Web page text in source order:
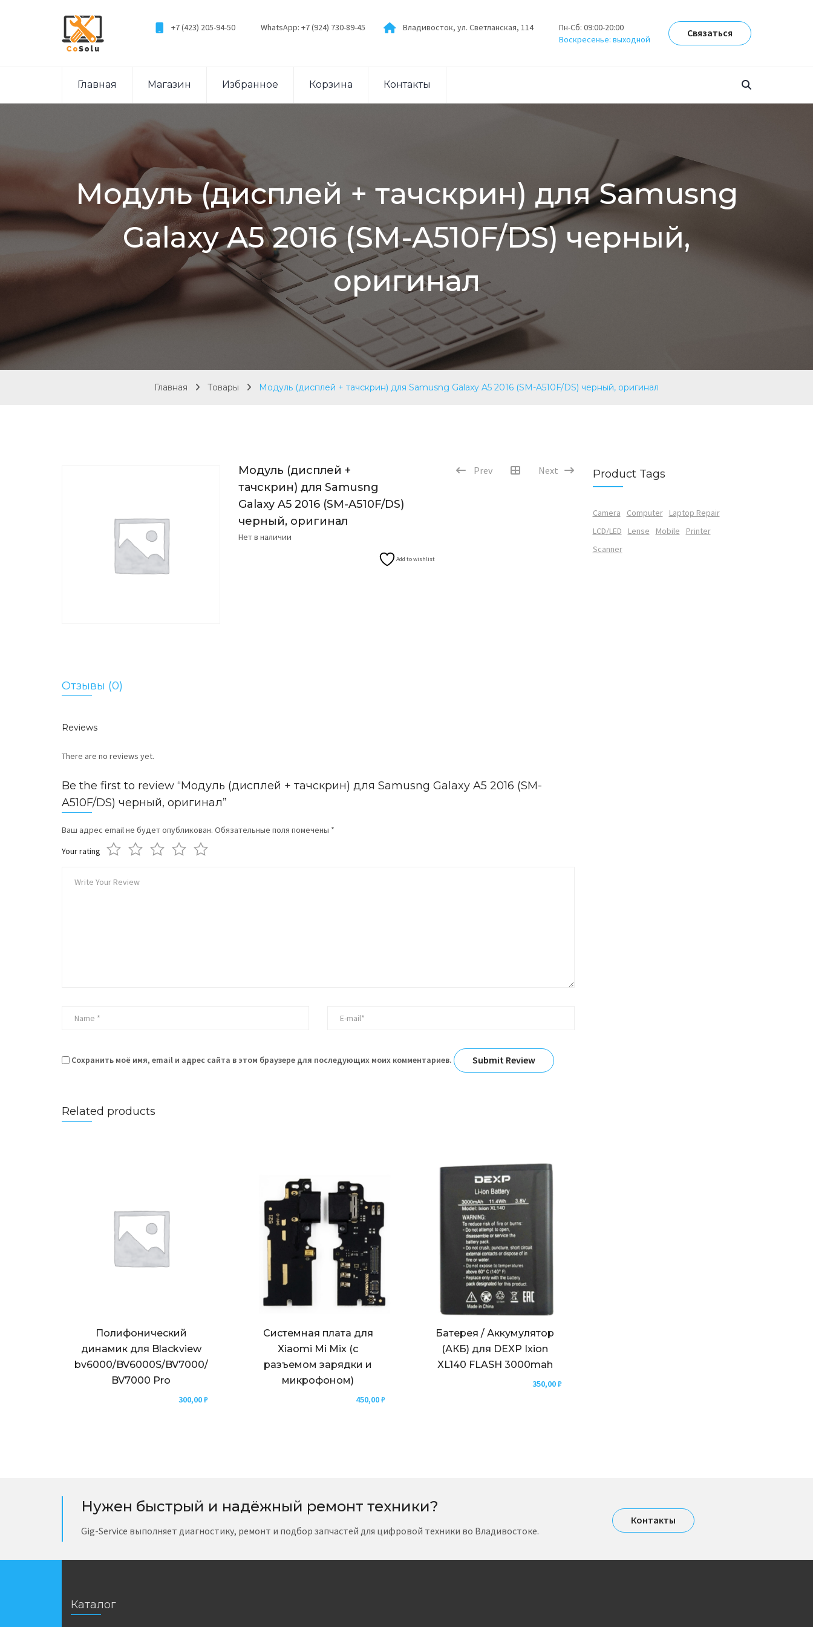
+7 (423) 205-94-50 WhatsApp: +7 (924) 730-89-45 Владивосток, ул. Светланская, 114
Пн-Сб: 09:00-20:00
Воскресенье: выходной
Связаться
Главная Магазин Избранное Корзина Контакты
Модуль (дисплей + тачскрин) для Samusng
Galaxy A5 2016 (SM-A510F/DS) черный,
оригинал
Главная Товары Модуль (дисплей + тачскрин) для Samusng Galaxy A5 2016 (SM-A510F/DS) черный, оригинал
Prev Next
Модуль (дисплей +
тачскрин) для Samusng
Galaxy A5 2016 (SM-A510F/DS)
черный, оригинал
Нет в наличии
Add to wishlist
Отзывы (0)
Reviews
There are no reviews yet.
Be the first to review “Модуль (дисплей + тачскрин) для Samusng Galaxy A5 2016 (SM-
A510F/DS) черный, оригинал”
Ваш адрес email не будет опубликован. Обязательные поля помечены *
Your rating
Сохранить моё имя, email и адрес сайта в этом браузере для последующих моих комментариев.
Related products
Полифонический
динамик для Blackview
bv6000/BV6000S/BV7000/
BV7000 Pro
300,00₽
Системная плата для
Xiaomi Mi Mix (с
разъемом зарядки и
микрофоном)
450,00₽
Батерея / Аккумулятор
(АКБ) для DEXP Ixion
XL140 FLASH 3000mah
350,00₽
Product Tags
Camera Computer
Laptop Repair
LCD/LED
Lense Mobile
Printer
Scanner
Нужен быстрый и надёжный ремонт техники?
Gig-Service выполняет диагностику, ремонт и подбор запчастей для цифровой техники во Владивостоке.
Контакты
Каталог